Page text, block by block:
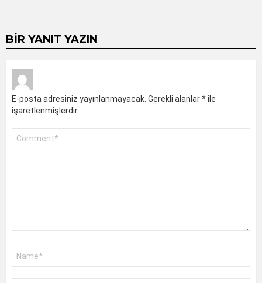
BIR YANIT YAZIN
E-posta adresiniz yayınlanmayacak. Gerekli alanlar*ile
işaretlenmişlerdir